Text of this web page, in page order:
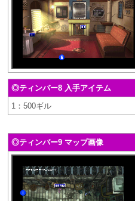
◎ティンバー8 入手アイテム
1：500ギル
◎ティンバー9 マップ画像